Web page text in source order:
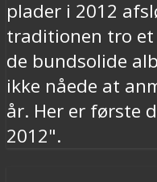
plader i 2012
traditionen tro et
de bundsolide
ikke nåede at
år. Her er første
2012".